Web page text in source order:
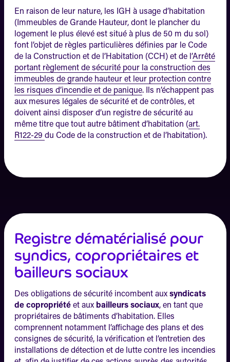
En raison de leur nature, les IGH à usage d’habitation
(Immeubles de Grande Hauteur, dont le plancher du
logement le plus élevé est situé à plus de 50 m du sol)
font l’objet de règles particulières définies par le Code
de la Construction et de l’Habitation (CCH) et de l’Arrêté
portant règlement de sécurité pour la construction des
immeubles de grande hauteur et leur protection contre
les risques d’incendie et de panique. Ils n’échappent pas
aux mesures légales de sécurité et de contrôles, et
doivent ainsi disposer d’un registre de sécurité au
même titre que tout autre bâtiment d’habitation (art.
R122-29 du Code de la construction et de l’habitation).
Registre dématérialisé pour
syndics, copropriétaires et
bailleurs sociaux
Des obligations de sécurité incombent auxsyndicats
de copropriétéet aux bailleurs sociaux, en tant que
propriétaires de bâtiments d’habitation. Elles
comprennent notamment l’affichage des plans et des
consignes de sécurité, la vérification et l’entretien des
installations de détection et de lutte contre les incendies